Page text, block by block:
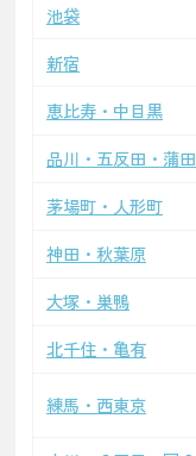
池袋
新宿
恵比寿・中目黒
品川・五反田・蒲田
茅場町・人形町
神田・秋葉原
大塚・巣鴨
北千住・亀有
練馬・西東京